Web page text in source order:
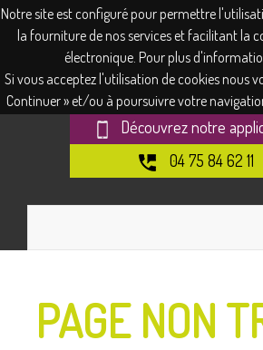
Notre site est configuré pour permettre
la fourniture de nos services et facilitant la
électronique. Pour plus
Si vous acceptez l'utilisation de cookies nous
Continuer » et/ou à poursuivre votre
Découvrez notre
04 75 84 62 11
PAGE NON
Panneau de gestion des cookies